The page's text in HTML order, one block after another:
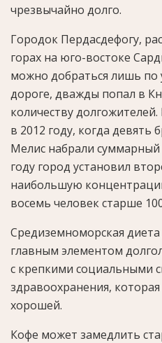
чрезвычайно долго.
Городок Пердасдефогу,
горах на юго-востоке
можно добраться лишь по
дороге, дважды попал в
количеству
в 2012 году, когда девять
Мелис набрали суммарный
году город установил
наибольшую
восемь человек старше
Средиземноморская диета
главным элементом
с крепкими социальными
здравоохранения,
хорошей.
Кофе может замедлить